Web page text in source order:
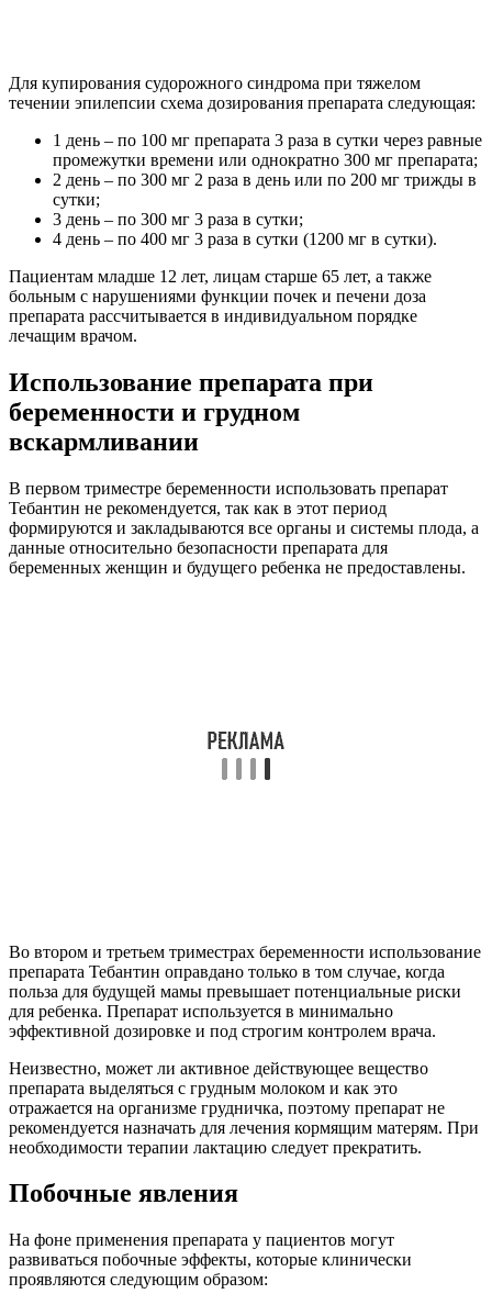
Для купирования судорожного синдрома при тяжелом
течении эпилепсии схема дозирования препарата следующая:
1 день – по 100 мг препарата 3 раза в сутки через равные
промежутки времени или однократно 300 мг препарата;
2 день – по 300 мг 2 раза в день или по 200 мг трижды в
сутки;
3 день – по 300 мг 3 раза в сутки;
4 день – по 400 мг 3 раза в сутки (1200 мг в сутки).
Пациентам младше 12 лет, лицам старше 65 лет, а также
больным с нарушениями функции почек и печени доза
препарата рассчитывается в индивидуальном порядке
лечащим врачом.
Использование препарата при
беременности и грудном
вскармливании
В первом триместре беременности использовать препарат
Тебантин не рекомендуется, так как в этот период
формируются и закладываются все органы и системы плода, а
данные относительно безопасности препарата для
беременных женщин и будущего ребенка не предоставлены.
Во втором и третьем триместрах беременности использование
препарата Тебантин оправдано только в том случае, когда
польза для будущей мамы превышает потенциальные риски
для ребенка. Препарат используется в минимально
эффективной дозировке и под строгим контролем врача.
Неизвестно, может ли активное действующее вещество
препарата выделяться с грудным молоком и как это
отражается на организме грудничка, поэтому препарат не
рекомендуется назначать для лечения кормящим матерям. При
необходимости терапии лактацию следует прекратить.
Побочные явления
На фоне применения препарата у пациентов могут
развиваться побочные эффекты, которые клинически
проявляются следующим образом: